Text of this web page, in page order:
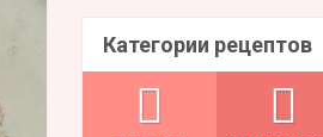
Категории рецептов